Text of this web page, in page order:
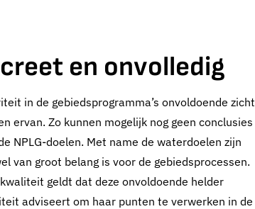
en onvolledig
in de gebiedsprogramma’s onvoldoende zicht
ervan. Zo kunnen mogelijk nog geen conclusies
NPLG-doelen. Met name de waterdoelen zijn
van groot belang is voor de gebiedsprocessen.
geldt dat deze onvoldoende helder
adviseert om haar punten te verwerken in de